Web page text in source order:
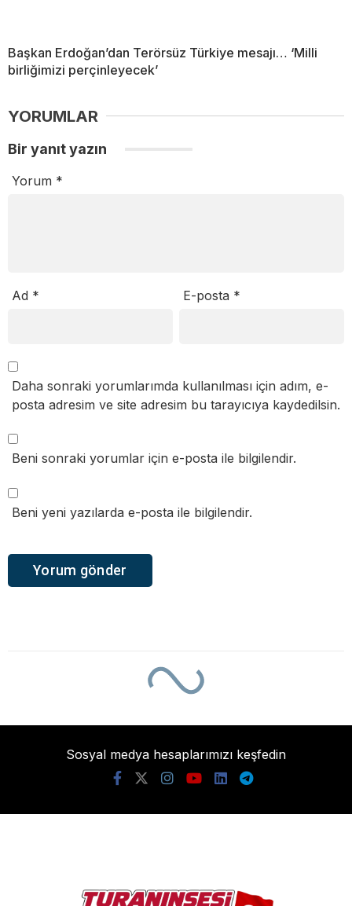
Başkan Erdoğan’dan Terörsüz Türkiye mesajı… ‘Milli
birliğimizi perçinleyecek’
YORUMLAR
Bir yanıt yazın
Yorum *
Ad * E-posta *
Daha sonraki yorumlarımda kullanılması için adım, e-
posta adresim ve site adresim bu tarayıcıya kaydedilsin.
Beni sonraki yorumlar için e-posta ile bilgilendir.
Beni yeni yazılarda e-posta ile bilgilendir.
Sosyal medya hesaplarımızı keşfedin